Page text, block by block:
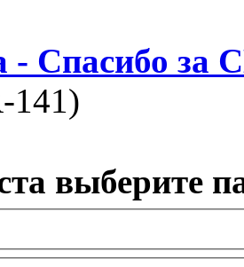
- Спасибо
141 )
выберите